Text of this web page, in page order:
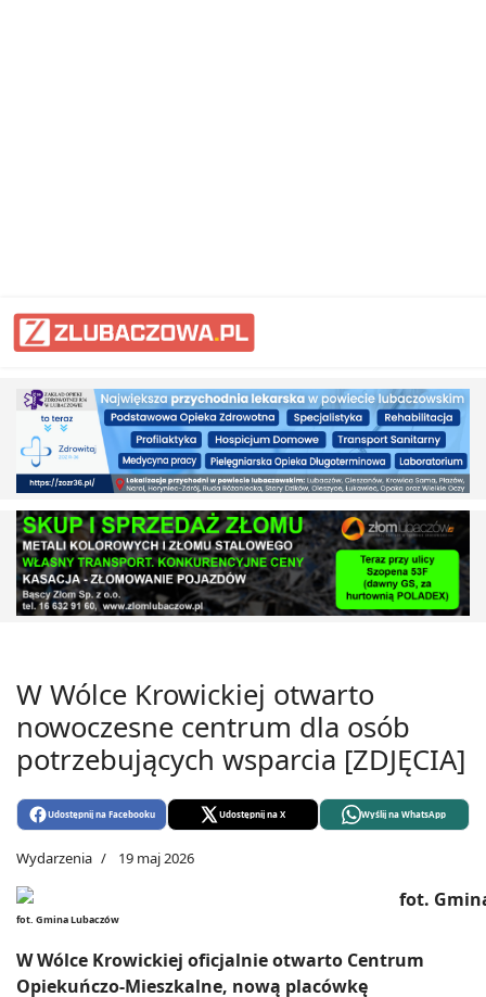
W Wólce Krowickiej otwarto
nowoczesne centrum dla osób
potrzebujących wsparcia [ZDJĘCIA]
Udostępnij na Facebooku Udostępnij na X Wyślij na WhatsApp
Wydarzenia 19 maj 2026
fot. Gmina Lubaczów
W Wólce Krowickiej oficjalnie otwarto Centrum
Opiekuńczo-Mieszkalne, nową placówkę